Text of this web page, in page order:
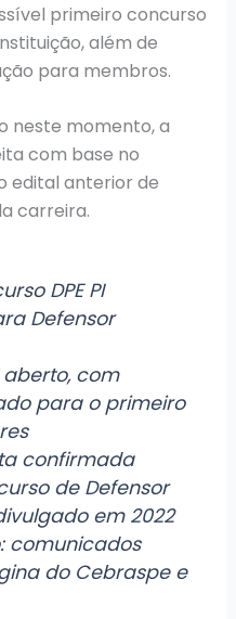
primeiro concurso
além de
para membros.
neste momento, a
com base no
edital anterior de
carreira.
DPE PI
Defensor
com
para o primeiro
confirmada
de Defensor
em 2022
comunicados
do Cebraspe e